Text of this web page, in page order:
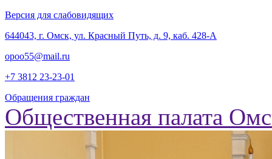
Версия для слабовидящих
‎644043, г. Омск, ул. Красный Путь, д. 9, каб. 428-А
opoo55@mail.ru
+7 3812 23-23-01
Обращения граждан
Общественная палата